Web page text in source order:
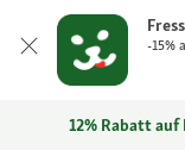
-15%
12% Rabatt